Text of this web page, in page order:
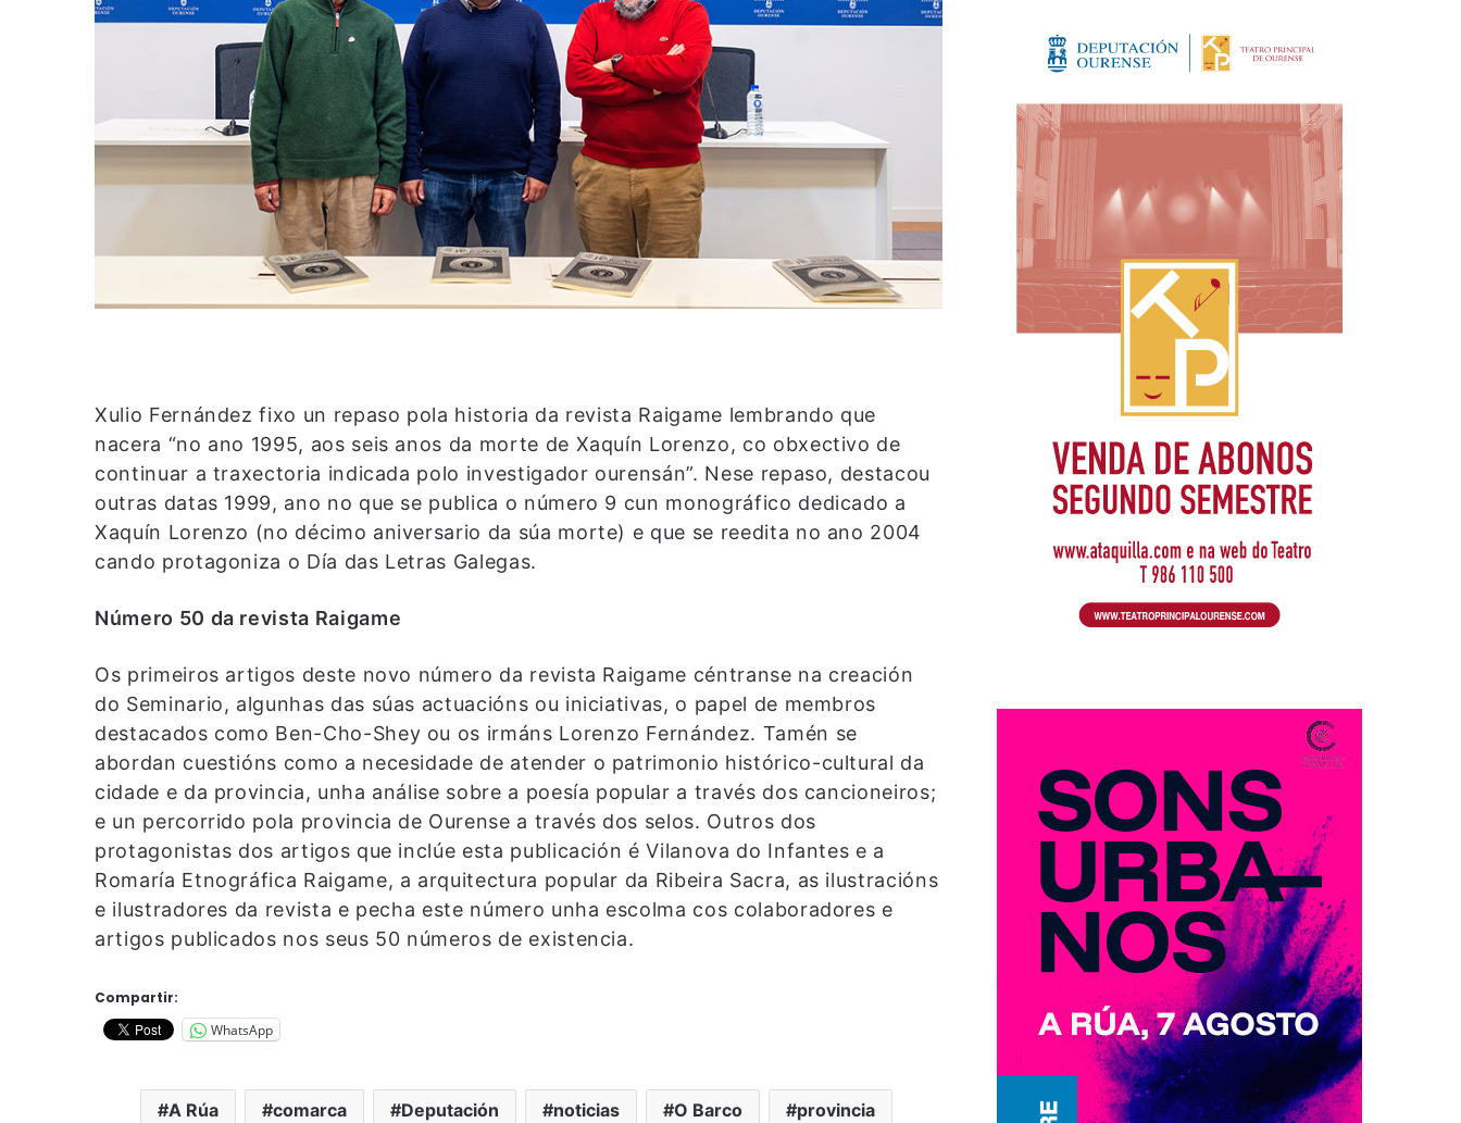
Xulio Fernández fixo un repaso pola historia da revista Raigame lembrando que
nacera “no ano 1995, aos seis anos da morte de Xaquín Lorenzo, co obxectivo de
continuar a traxectoria indicada polo investigador ourensán”. Nese repaso, destacou
outras datas 1999, ano no que se publica o número 9 cun monográfico dedicado a
Xaquín Lorenzo (no décimo aniversario da súa morte) e que se reedita no ano 2004
cando protagoniza o Día das Letras Galegas.
Número 50 da revista Raigame
Os primeiros artigos deste novo número da revista Raigame céntranse na creación
do Seminario, algunhas das súas actuacións ou iniciativas, o papel de membros
destacados como Ben-Cho-Shey ou os irmáns Lorenzo Fernández. Tamén se
abordan cuestións como a necesidade de atender o patrimonio histórico-cultural da
cidade e da provincia, unha análise sobre a poesía popular a través dos cancioneiros;
e un percorrido pola provincia de Ourense a través dos selos. Outros dos
protagonistas dos artigos que inclúe esta publicación é Vilanova do Infantes e a
Romaría Etnográfica Raigame, a arquitectura popular da Ribeira Sacra, as ilustracións
e ilustradores da revista e pecha este número unha escolma cos colaboradores e
artigos publicados nos seus 50 números de existencia.
Compartir:
WhatsApp
A Rúa comarca Deputación noticias O Barco provincia